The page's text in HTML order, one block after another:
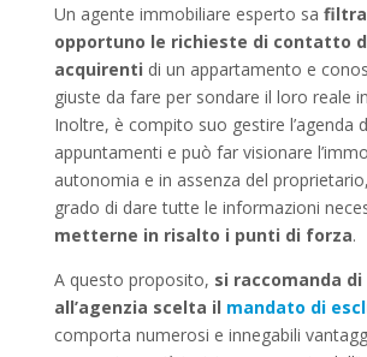
Un agente immobiliare esperto sa
opportuno le richieste di contatto
acquirenti di un appartamento e
giuste da fare per sondare il loro reale
Inoltre, è compito suo gestire l’agenda
appuntamenti e può far visionare
autonomia e in assenza del
grado di dare tutte le informazioni
metterne in risalto i punti di forza.
A questo proposito, si raccomanda
all’agenzia scelta il mandato di
comporta numerosi e innegabili